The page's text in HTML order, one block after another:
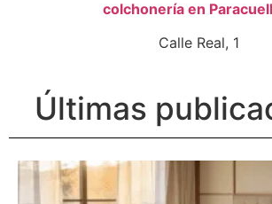
colchonería en
Calle Real, 1
Últimas